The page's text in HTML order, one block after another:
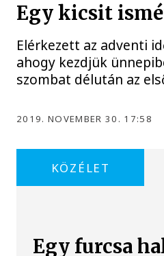
Egy kicsit
Elérkezett az adventi
ahogy kezdjük
szombat délután az
2019. NOVEMBER 30. 17:58
KÖZÉLET
Egy furcsa